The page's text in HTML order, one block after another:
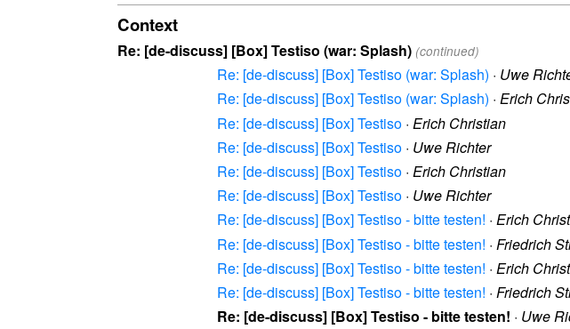
Context
Re: [de-discuss] [Box] Testiso (war: Splash) (continued)
Re: [de-discuss] [Box] Testiso (war: Splash) · Uwe
Re: [de-discuss] [Box] Testiso (war: Splash) · Erich
Re: [de-discuss] [Box] Testiso · Erich Christian
Re: [de-discuss] [Box] Testiso · Uwe Richter
Re: [de-discuss] [Box] Testiso · Erich Christian
Re: [de-discuss] [Box] Testiso · Uwe Richter
Re: [de-discuss] [Box] Testiso - bitte testen! · Erich
Re: [de-discuss] [Box] Testiso - bitte testen! · Friedrich
Re: [de-discuss] [Box] Testiso - bitte testen! · Erich
Re: [de-discuss] [Box] Testiso - bitte testen! · Friedrich
Re: [de-discuss] [Box] Testiso - bitte testen! · Uwe